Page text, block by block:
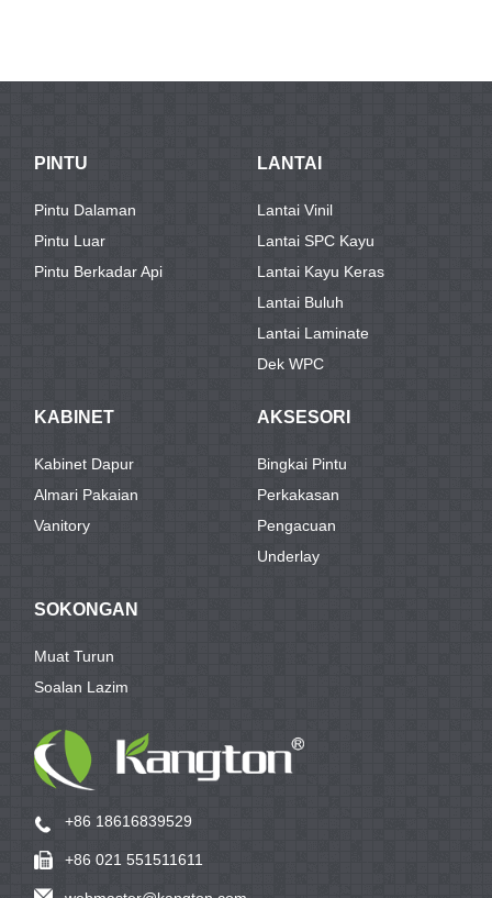
PINTU
Pintu Dalaman
Pintu Luar
Pintu Berkadar Api
LANTAI
Lantai Vinil
Lantai SPC Kayu
Lantai Kayu Keras
Lantai Buluh
Lantai Laminate
Dek WPC
KABINET
Kabinet Dapur
Almari Pakaian
Vanitory
AKSESORI
Bingkai Pintu
Perkakasan
Pengacuan
Underlay
SOKONGAN
Muat Turun
Soalan Lazim
+86 18616839529
+86 021 551511611